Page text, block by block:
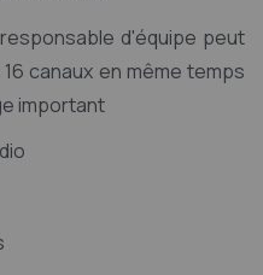
d'équipe peut
canaux en même temps
important